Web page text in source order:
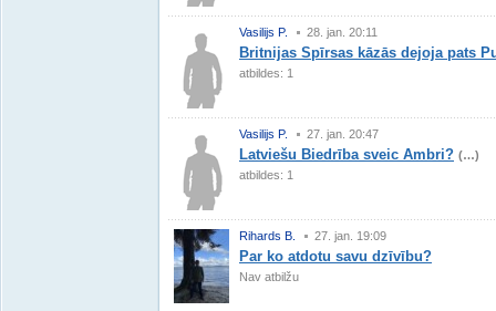
Vasilijs P. 28. jan. 20:11
Britnijas Spīrsas kāzās dejoja pats
atbildes: 1
Vasilijs P. 27. jan. 20:47
Latviešu Biedrība sveic Ambri? (…)
atbildes: 1
Rihards B. 27. jan. 19:09
Par ko atdotu savu dzīvību?
Nav atbilžu